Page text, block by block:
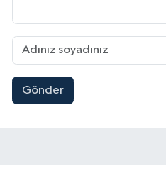
Gönder